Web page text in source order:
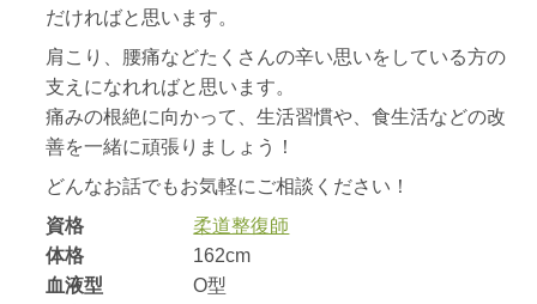
だければと思います。
肩こり、腰痛などたくさんの辛い思いをしている方の
支えになれればと思います。
痛みの根絶に向かって、生活習慣や、食生活などの改
善を一緒に頑張りましょう！
どんなお話でもお気軽にご相談ください！
資格
柔道整復師
体格
162cm
血液型
O型